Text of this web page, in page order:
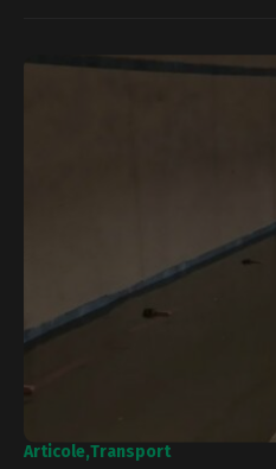
Articole Transport